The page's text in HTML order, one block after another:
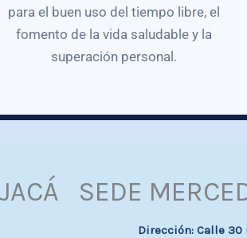
para el buen uso del tiempo libre, el
fomento de la vida saludable y la
superación personal.
SEDE
Dirección: Calle 30